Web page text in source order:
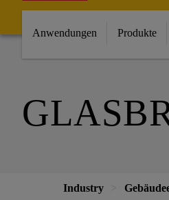
Anwendungen Produkte
Industry